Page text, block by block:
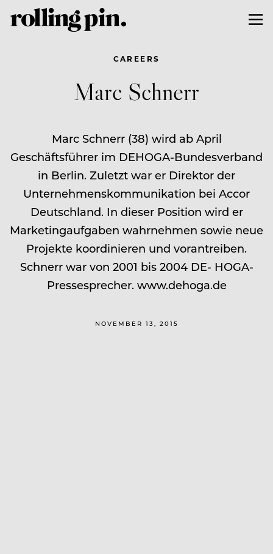
CAREERS
Marc Schnerr
Marc Schnerr (38) wird ab April
Geschäftsführer im DEHOGA-Bundesverband
in Berlin. Zuletzt war er Direktor der
Unternehmenskommunikation bei Accor
Deutschland. In dieser Position wird er
Marketingaufgaben wahrnehmen sowie neue
Projekte koordinieren und vorantreiben.
Schnerr war von 2001 bis 2004 DE- HOGA-
Pressesprecher. www.dehoga.de
NOVEMBER 13, 2015